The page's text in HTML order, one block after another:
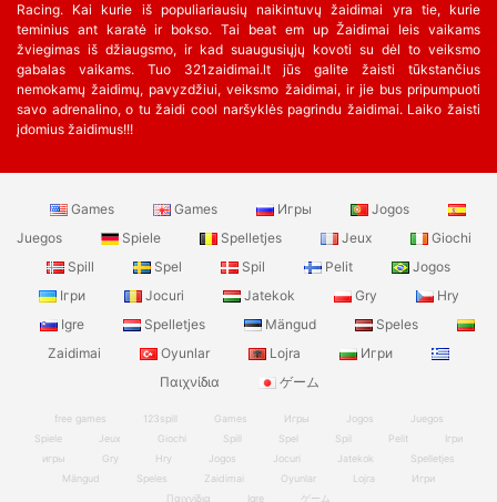
Racing. Kai kurie iš populiariausių naikintuvų žaidimai yra tie, kurie
teminius ant karatė ir bokso. Tai beat em up Žaidimai leis vaikams
žviegimas iš džiaugsmo, ir kad suaugusiųjų kovoti su dėl to veiksmo
gabalas vaikams. Tuo 321zaidimai.lt jūs galite žaisti tūkstančius
nemokamų žaidimų, pavyzdžiui, veiksmo žaidimai, ir jie bus pripumpuoti
savo adrenalino, o tu žaidi cool naršyklės pagrindu žaidimai. Laiko žaisti
įdomius žaidimus!!!
Games Games Игры
Jogos
Juegos
Spiele Spelletjes Jeux
Giochi
Spill
Spel Spil Pelit
Jogos
Ігри
Jocuri Jatekok Gry
Hry
Igre
Spelletjes Mängud
Speles
Zaidimai
Oyunlar Lojra
Игри
Παιχνίδια
ゲーム
free games 123spill Games Игры Jogos
Juegos
Spiele
Jeux Giochi Spill Spel Spil Pelit
Ігри
игры
Gry Hry Jogos Jocuri Jatekok
Spelletjes
Mängud
Speles Zaidimai Oyunlar Lojra
Игри
Παιχνίδια
Igre ゲーム